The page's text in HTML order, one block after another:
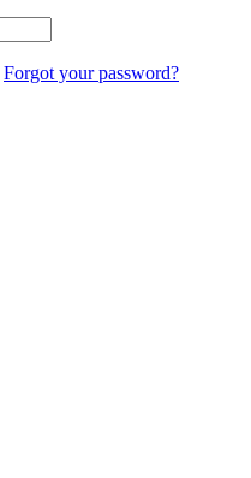
Forgot your password?